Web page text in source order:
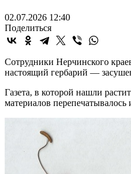
02.07.2026 12:40
Поделиться
Сотрудники Нерчинского
настоящий гербарий —
Газета, в которой нашли
материалов